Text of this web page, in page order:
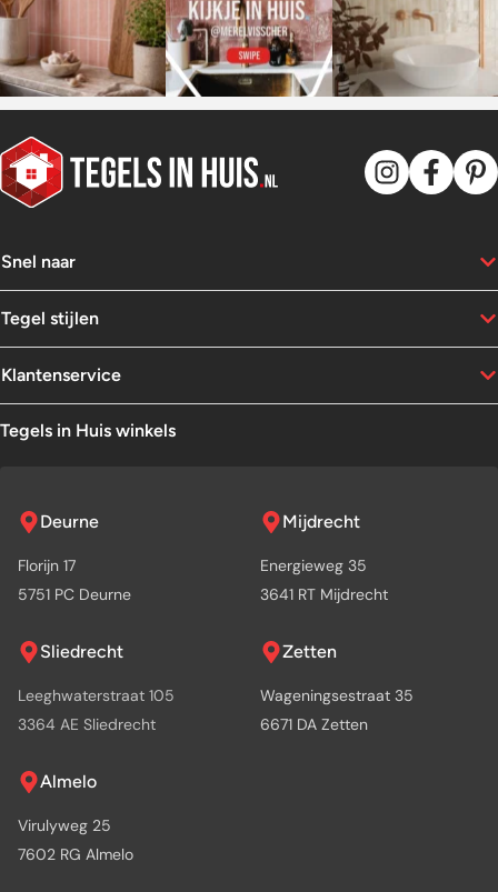
Snel naar
Tegel stijlen
Klantenservice
Tegels in Huis winkels
Deurne
Florijn 17
5751 PC Deurne
Mijdrecht
Energieweg 35
3641 RT Mijdrecht
Sliedrecht
Leeghwaterstraat 105
3364 AE Sliedrecht
Zetten
Wageningsestraat 35
6671 DA Zetten
Almelo
Virulyweg 25
7602 RG Almelo